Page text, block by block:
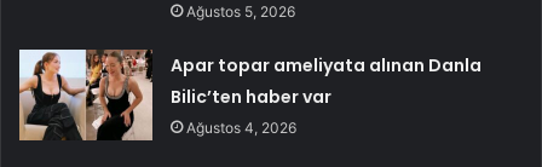
Ağustos 5, 2026
Apar topar ameliyata alınan Danla
Bilic’ten haber var
Ağustos 4, 2026